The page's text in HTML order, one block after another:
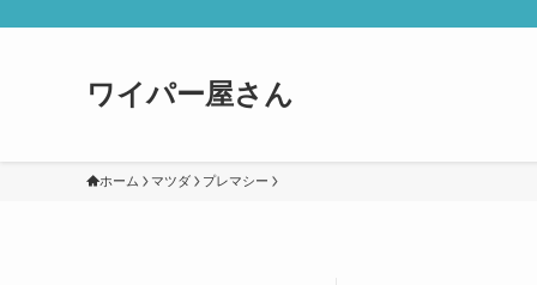
ワイパー屋さん
ホーム マツダ プレマシー